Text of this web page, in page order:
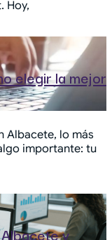
Hoy,
elegir la mejor
Albacete, lo más
importante: tu
y